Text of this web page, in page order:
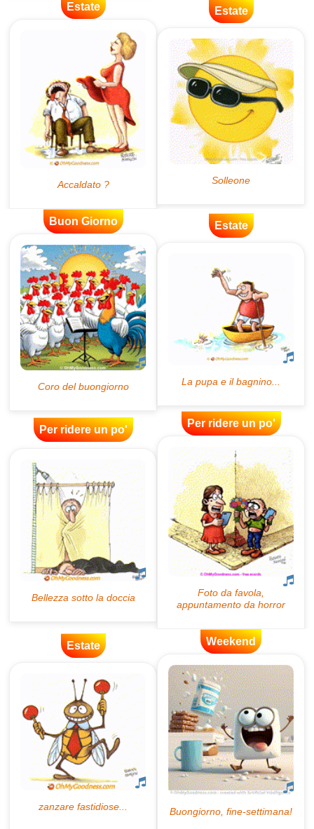
Estate Estate
Buon Giorno Estate
Per ridere un po'
Per ridere un po'
Estate Weekend